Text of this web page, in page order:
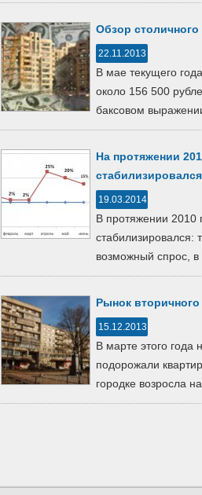
Обзор
22.11.2013
В мае текущего
около 156 500
баксовом
На протяжении
стабилизировался
19.03.2014
В протяжении 2010
стабилизировался:
возможный спрос, в
Рынок
15.12.2013
В марте этого
подорожали
городке возросла